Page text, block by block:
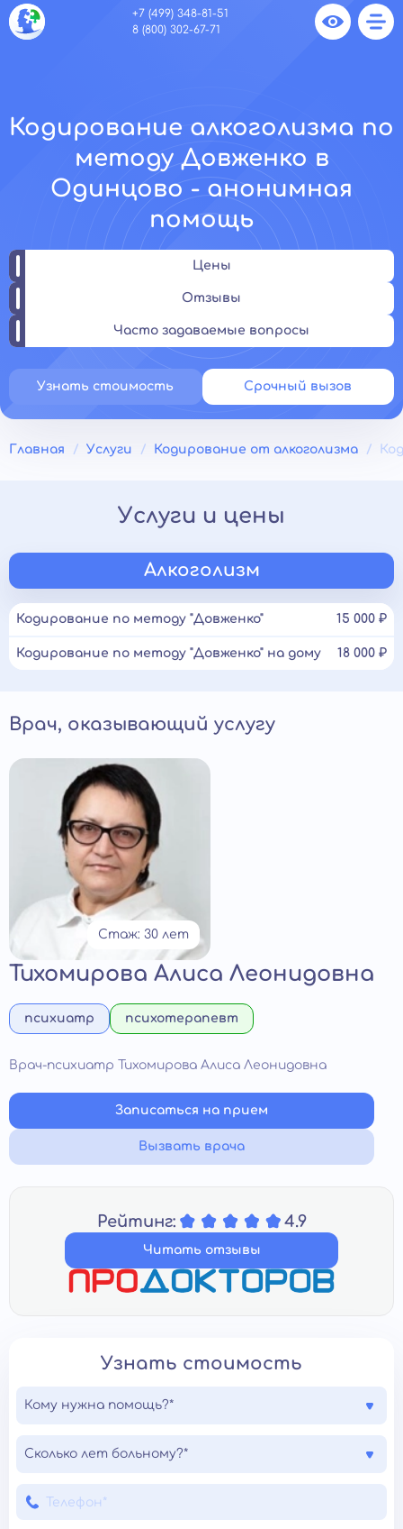
+7 (499) 348-81-51
8 (800) 302-67-71
Кодирование алкоголизма по
методу Довженко в
Одинцово - анонимная
помощь
Цены
Отзывы
Часто задаваемые вопросы
Узнать стоимость Срочный вызов
Главная Услуги Кодирование от алкоголизма
Услуги и цены
Алкоголизм
Кодирование по методу "Довженко" 15 000 ₽
Кодирование по методу "Довженко" на дому 18 000 ₽
Врач, оказывающий услугу
Стаж: 30 лет
Тихомирова Алиса Леонидовна
психиатр психотерапевт
Врач-психиатр Тихомирова Алиса Леонидовна
Записаться на прием
Вызвать врача
Рейтинг: 4.9
Читать отзывы
Узнать стоимость
Кому нужна помощь?*
Сколько лет больному?*